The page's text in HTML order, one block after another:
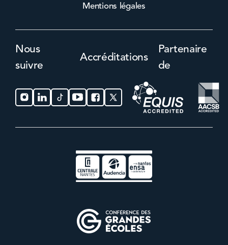
Mentions légales
Nous
suivre
Accréditations
Partenaire
de